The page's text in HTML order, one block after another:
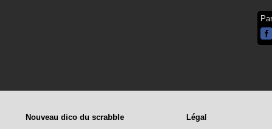
Nouveau dico du scrabble Légal